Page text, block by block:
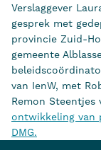
Verslaggever
gesprek met
provincie Zuid-
gemeente
van IenW, met
Remon Steentjes
ontwikkeling van
DMG.